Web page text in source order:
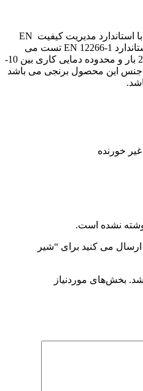
شیر مونولینک سیم مدل 731 که با استاندارد مدیریت کیفیت EN
ISO 9001 ساخته می شود و با استاندارد EN 12266-1 تست می
شود. فشار اسمی این محصول 25 بار و محدوده دمایی کاری بین 10-
جنس این محصول برنجی می باشد
خورنده
نشده است.
ارسال می کنید برای “شیر
بخش‌های موردنیاز